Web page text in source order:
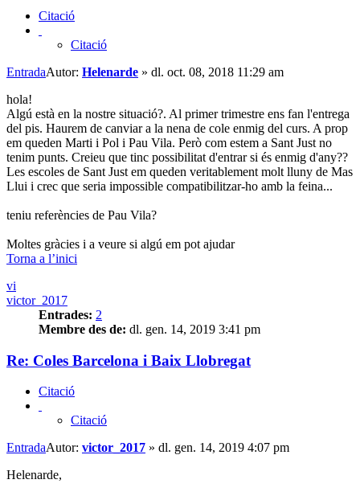
Citació
Citació
EntradaAutor: Helenarde » dl. oct. 08, 2018 11:29 am
hola!
Algú està en la nostre situació?. Al primer trimestre ens fan l'entrega
del pis. Haurem de canviar a la nena de cole enmig del curs. A prop
em queden Marti i Pol i Pau Vila. Però com estem a Sant Just no
tenim punts. Creieu que tinc possibilitat d'entrar si és enmig d'any??
Les escoles de Sant Just em queden veritablement molt lluny de Mas
Llui i crec que seria impossible compatibilitzar-ho amb la feina...
teniu referències de Pau Vila?
Moltes gràcies i a veure si algú em pot ajudar
Torna a l’inici
vi
victor_2017
Entrades: 2
Membre des de: dl. gen. 14, 2019 3:41 pm
Re: Coles Barcelona i Baix Llobregat
Citació
Citació
EntradaAutor: victor_2017 » dl. gen. 14, 2019 4:07 pm
Helenarde,